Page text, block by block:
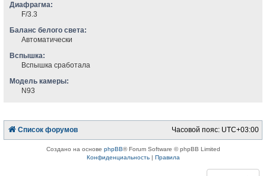
Диафрагма:
F/3.3
Баланс белого света:
Автоматически
Вспышка:
Вспышка сработала
Модель камеры:
N93
Список форумов Часовой пояс: UTC+03:00
Создано на основе phpBB® Forum Software © phpBB Limited
Конфиденциальность| Правила